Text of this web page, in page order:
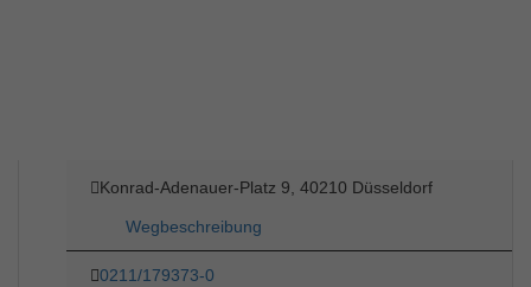
Konrad-Adenauer-Platz 9, 40210 Düsseldorf
Wegbeschreibung
0211/179373-0